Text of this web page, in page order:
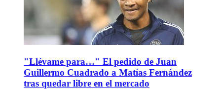
"Llévame para…" El pedido de Juan
Guillermo Cuadrado a Matías Fernández
tras quedar libre en el mercado